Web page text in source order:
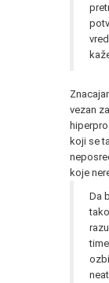
vezan
koji se
koje
Da